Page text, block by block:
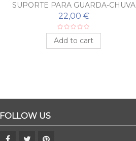
SUPORTE PARA GUARDA-CHUVA
BRANCO
22,00 €
Add to cart
FOLLOW US